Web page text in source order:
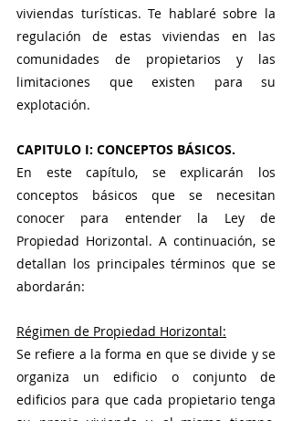
viviendas turísticas. Te hablaré sobre la
regulación de estas viviendas en las
comunidades de propietarios y las
limitaciones que existen para su
explotación.
CAPITULO I: CONCEPTOS BÁSICOS.
En este capítulo, se explicarán los
conceptos básicos que se necesitan
conocer para entender la Ley de
Propiedad Horizontal. A continuación, se
detallan los principales términos que se
abordarán:
Régimen de Propiedad Horizontal:
Se refiere a la forma en que se divide y se
organiza un edificio o conjunto de
edificios para que cada propietario tenga